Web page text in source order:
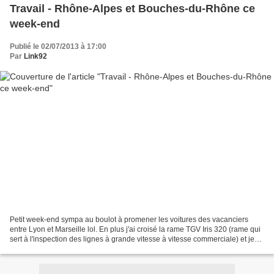
Travail - Rhône-Alpes et Bouches-du-Rhône ce
week-end
Publié le 02/07/2013 à 17:00
Par Link92
Petit week-end sympa au boulot à promener les voitures des vacanciers
entre Lyon et Marseille lol. En plus j'ai croisé la rame TGV Iris 320 (rame qui
sert à l'inspection des lignes à grande vitesse à vitesse commerciale) et je